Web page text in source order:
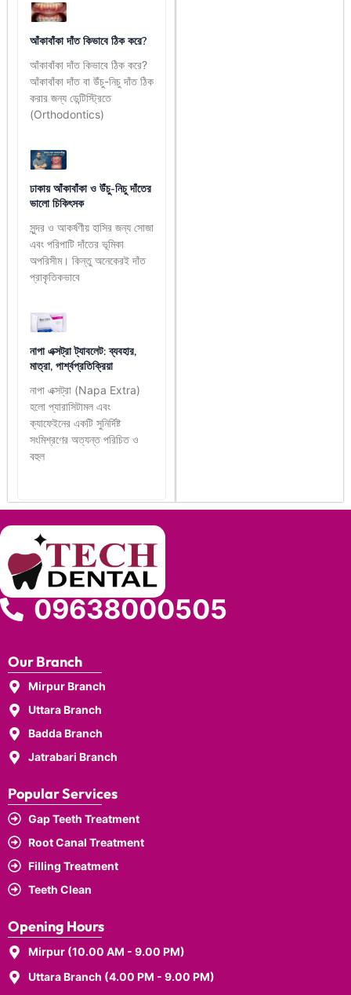
আঁকাবাঁকা দাঁত কিভাবে ঠিক করে?
আঁকাবাঁকা দাঁত কিভাবে ঠিক করে?
আঁকাবাঁকা দাঁত বা উঁচু-নিচু দাঁত ঠিক
করার জন্য ডেন্টিস্ট্রিতে
(Orthodontics)
ঢাকায় আঁকাবাঁকা ও উঁচু-নিচু দাঁতের
ভালো চিকিৎসক
সুন্দর ও আকর্ষণীয় হাসির জন্য সোজা
এবং পরিপাটি দাঁতের ভূমিকা
অপরিসীম। কিন্তু অনেকেরই দাঁত
প্রাকৃতিকভাবে
নাপা এক্সট্রা ট্যাবলেট: ব্যবহার,
মাত্রা, পার্শ্বপ্রতিক্রিয়া
নাপা এক্সট্রা (Napa Extra)
হলো প্যারাসিটামল এবং
ক্যাফেইনের একটি সুনির্দিষ্ট
সংমিশ্রণের অত্যন্ত পরিচিত ও
বহুল
09638000505
Our Branch
Mirpur Branch
Uttara Branch
Badda Branch
Jatrabari Branch
Popular Services
Gap Teeth Treatment
Root Canal Treatment
Filling Treatment
Teeth Clean
Opening Hours
Mirpur (10.00 AM - 9.00 PM)
Uttara Branch (4.00 PM - 9.00 PM)